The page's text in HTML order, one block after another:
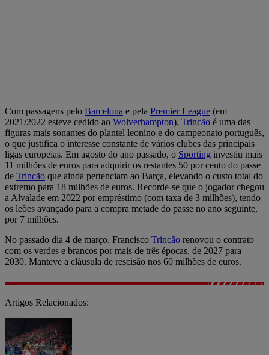
Com passagens pelo Barcelona e pela Premier League (em
2021/2022 esteve cedido ao Wolverhampton), Trincão é uma das
figuras mais sonantes do plantel leonino e do campeonato português,
o que justifica o interesse constante de vários clubes das principais
ligas europeias. Em agosto do ano passado, o Sporting investiu mais
11 milhões de euros para adquirir os restantes 50 por cento do passe
de Trincão que ainda pertenciam ao Barça, elevando o custo total do
extremo para 18 milhões de euros. Recorde-se que o jogador chegou
a Alvalade em 2022 por empréstimo (com taxa de 3 milhões), tendo
os leões avançado para a compra metade do passe no ano seguinte,
por 7 milhões.
No passado dia 4 de março, Francisco Trincão renovou o contrato
com os verdes e brancos por mais de três épocas, de 2027 para
2030. Manteve a cláusula de rescisão nos 60 milhões de euros.
Artigos Relacionados: